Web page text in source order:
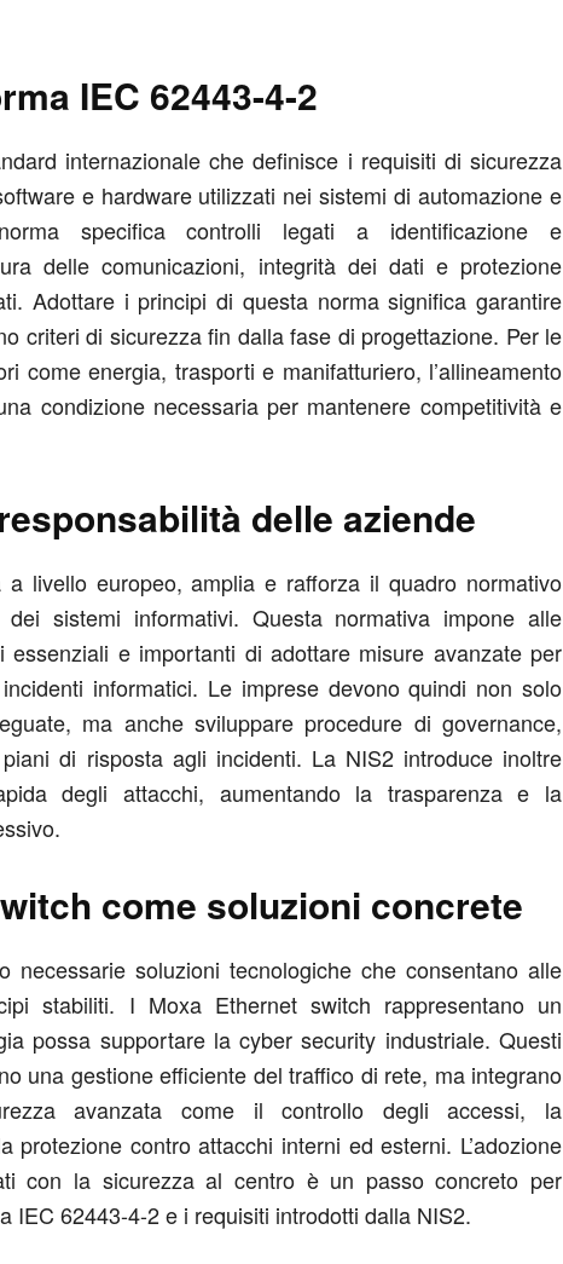
IEC 62443-4-2
internazionale che definisce i requisiti di sicurezza
e hardware utilizzati nei sistemi di automazione e
specifica controlli legati a identificazione e
delle comunicazioni, integrità dei dati e protezione
Adottare i principi di questa norma significa garantire
criteri di sicurezza fin dalla fase di progettazione. Per le
come energia, trasporti e manifatturiero, l’allineamento
condizione necessaria per mantenere competitività e
delle aziende
a livello europeo, amplia e rafforza il quadro normativo
sistemi informativi. Questa normativa impone alle
essenziali e importanti di adottare misure avanzate per
informatici. Le imprese devono quindi non solo
ma anche sviluppare procedure di governance,
di risposta agli incidenti. La NIS2 introduce inoltre
degli attacchi, aumentando la trasparenza e la
come soluzioni concrete
necessarie soluzioni tecnologiche che consentano alle
stabiliti. I Moxa Ethernet switch rappresentano un
possa supportare la cyber security industriale. Questi
una gestione efficiente del traffico di rete, ma integrano
avanzata come il controllo degli accessi, la
protezione contro attacchi interni ed esterni. L’adozione
con la sicurezza al centro è un passo concreto per
IEC 62443-4-2 e i requisiti introdotti dalla NIS2.